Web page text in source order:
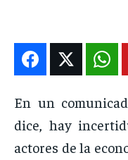
EN VIVO
PUATE
EN VIVO
PUATE
EN VIVO
INSTITUCIONAL
PUATE CON
EN VIVO
INSTITUCIONAL
PUATE CON
En un
dice, hay
actores de la